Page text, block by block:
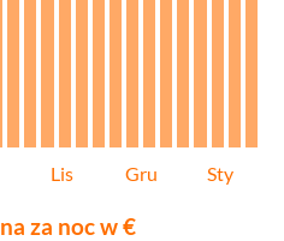
Lis Gru Sty
za noc w €